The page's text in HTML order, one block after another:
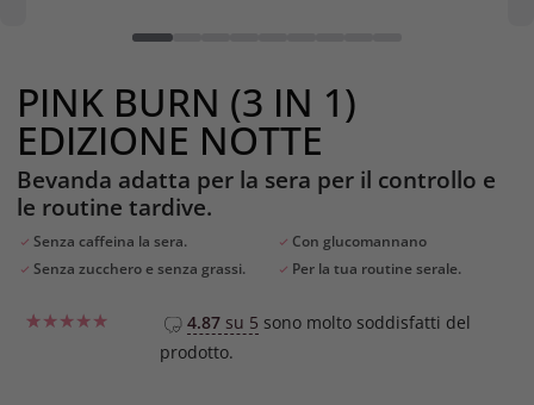
PINK BURN (3 IN 1)
EDIZIONE NOTTE
Bevanda adatta per la sera per il controllo e
le routine tardive.
Senza caffeina la sera.
Con glucomannano
Senza zucchero e senza grassi.
Per la tua routine serale.
4.87su 5 sono molto soddisfatti del
prodotto.